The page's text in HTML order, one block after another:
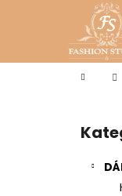
Domů
í
Zpět
do
Zpět
do